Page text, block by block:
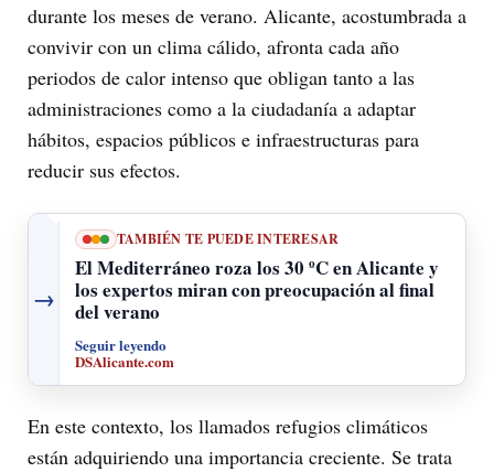
durante los meses de verano. Alicante, acostumbrada a
convivir con un clima cálido, afronta cada año
periodos de calor intenso que obligan tanto a las
administraciones como a la ciudadanía a adaptar
hábitos, espacios públicos e infraestructuras para
reducir sus efectos.
→
TAMBIÉN TE PUEDE INTERESAR
El Mediterráneo roza los 30 ºC en Alicante y
los expertos miran con preocupación al final
del verano
Seguir leyendo
DSAlicante.com
En este contexto, los llamados refugios climáticos
están adquiriendo una importancia creciente. Se trata